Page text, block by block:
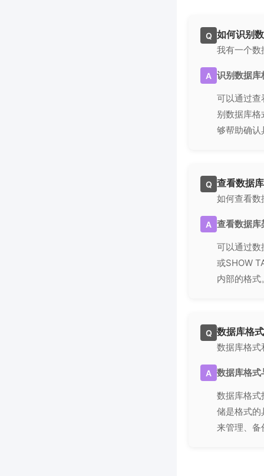
Q 如何识别
我有一个数
A 识别数据库
可以通过查
别数据库
够帮助确认
Q 查看数据
如何查看数
A 查看数据库
可以通过数
或SHOW
内部的格式
Q 数据库格
数据库格式
A 数据库格式
数据库格式
储是格式的
来管理、备